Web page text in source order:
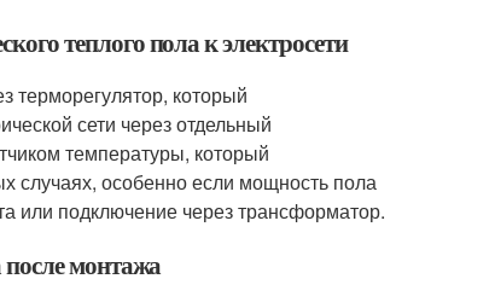
теплого пола к электросети
терморегулятор, который
сети через отдельный
температуры, который
случаях, особенно если мощность пола
или подключение через трансформатор.
после монтажа